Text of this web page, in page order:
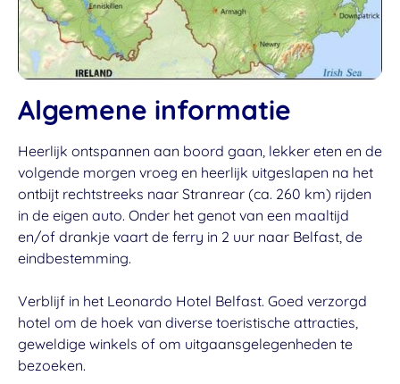
Algemene informatie
Heerlijk ontspannen aan boord gaan, lekker eten en de
volgende morgen vroeg en heerlijk uitgeslapen na het
ontbijt rechtstreeks naar Stranrear (ca. 260 km) rijden
in de eigen auto. Onder het genot van een maaltijd
en/of drankje vaart de ferry in 2 uur naar Belfast, de
eindbestemming.
Verblijf in het Leonardo Hotel Belfast. Goed verzorgd
hotel om de hoek van diverse toeristische attracties,
geweldige winkels of om uitgaansgelegenheden te
bezoeken.